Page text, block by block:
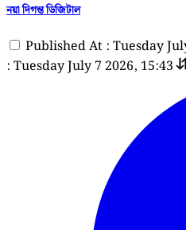
নয়া দিগন্ত ডিজিটাল
Published At : Tuesday
: Tuesday July 7 2026, 15:43